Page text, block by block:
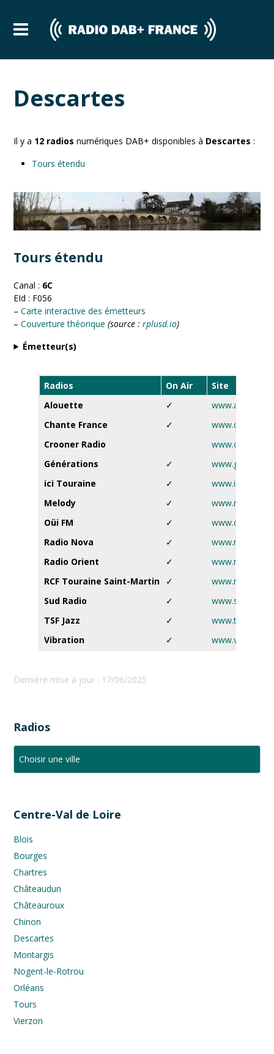
Descartes
Il y a 12 radios numériques DAB+ disponibles à Descartes :
Tours étendu
Tours étendu
Canal : 6C
EId : F056
–Carte interactive des émetteurs
–Couverture théorique (source :rplusd.io)
Émetteur(s)
Radios On Air
Site
Alouette
✓
Chante France
✓
Crooner Radio
Générations
✓
ici Touraine
✓
www.ici.fr
Melody
✓
www.melody.tv
Oüi FM
✓
www.ouifm.fr
Radio Nova
✓
www.nova.fr
Radio Orient
✓
RCF Touraine Saint-Martin
✓
www.rcf.fr
Sud Radio
✓
TSF Jazz
✓
Vibration
✓
Dernière mise à jour : 17/06/2025
Radios
Centre-Val de Loire
Blois
Bourges
Chartres
Châteaudun
Châteauroux
Chinon
Descartes
Montargis
Nogent-le-Rotrou
Orléans
Tours
Vierzon